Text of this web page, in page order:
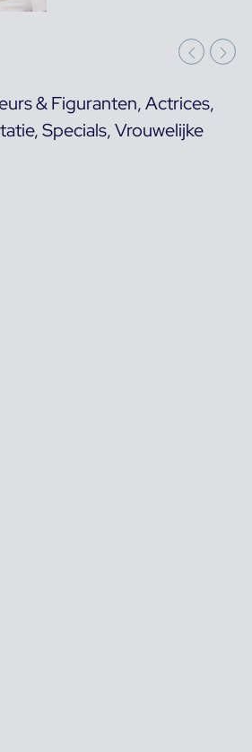
& Figuranten,Actrices,
,Specials,Vrouwelijke